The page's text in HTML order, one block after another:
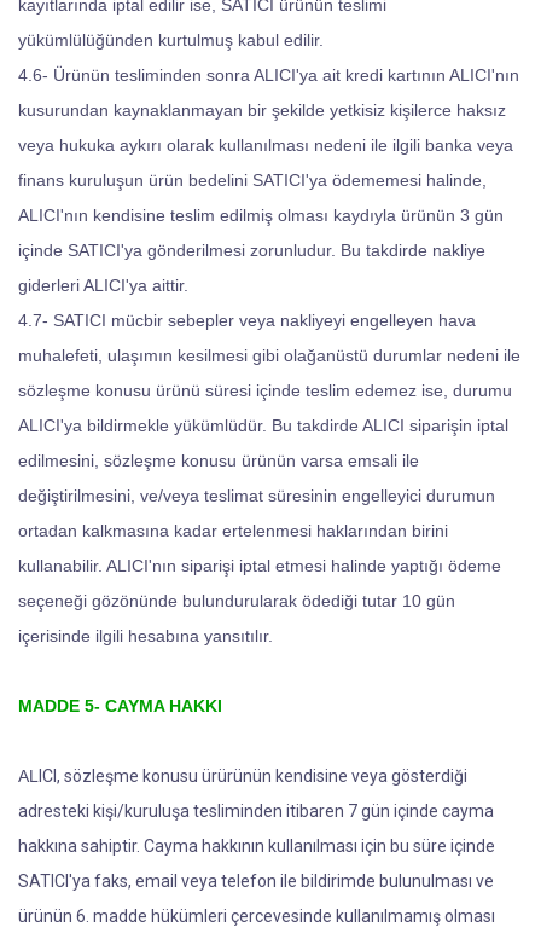
kayıtlarında iptal edilir ise, SATICI ürünün teslimi
yükümlülüğünden kurtulmuş kabul edilir.
4.6- Ürünün tesliminden sonra ALICI'ya ait kredi kartının ALICI'nın
kusurundan kaynaklanmayan bir şekilde yetkisiz kişilerce haksız
veya hukuka aykırı olarak kullanılması nedeni ile ilgili banka veya
finans kuruluşun ürün bedelini SATICI'ya ödememesi halinde,
ALICI'nın kendisine teslim edilmiş olması kaydıyla ürünün 3 gün
içinde SATICI'ya gönderilmesi zorunludur. Bu takdirde nakliye
giderleri ALICI'ya aittir.
4.7- SATICI mücbir sebepler veya nakliyeyi engelleyen hava
muhalefeti, ulaşımın kesilmesi gibi olağanüstü durumlar nedeni ile
sözleşme konusu ürünü süresi içinde teslim edemez ise, durumu
ALICI'ya bildirmekle yükümlüdür. Bu takdirde ALICI siparişin iptal
edilmesini, sözleşme konusu ürünün varsa emsali ile
değiştirilmesini, ve/veya teslimat süresinin engelleyici durumun
ortadan kalkmasına kadar ertelenmesi haklarından birini
kullanabilir. ALICI'nın siparişi iptal etmesi halinde yaptığı ödeme
seçeneği gözönünde bulundurularak ödediği tutar 10 gün
içerisinde ilgili hesabına yansıtılır.
MADDE 5- CAYMA HAKKI
AL ICI, sözleşme konusu ürürünün kendisine veya gösterdiği
adresteki kişi/kuruluşa tesliminden itibaren 7 gün içinde cayma
hakkına sahiptir. Cayma hakkının kullanılması için bu süre içinde
SATICI'ya faks, email veya telefon ile bildirimde bulunulması ve
ürünün 6. madde hükümleri çercevesinde kullanılmamış olması